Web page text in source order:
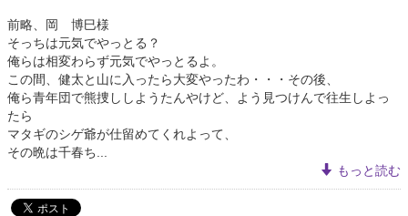
前略、岡 博巳様
そっちは元気でやっとる？
俺らは相変わらず元気でやっとるよ。
この間、健太と山に入ったら大変やったわ・・・その後、
俺ら青年団で熊捜ししようたんやけど、よう見つけんで往生しよっ
たら
マタギのシゲ爺が仕留めてくれよって、
その晩は千春ち...
もっと読む